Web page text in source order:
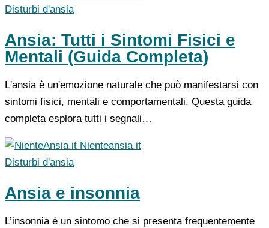
Disturbi d'ansia
Ansia: Tutti i Sintomi Fisici e
Mentali (Guida Completa)
L'ansia è un'emozione naturale che può manifestarsi con
sintomi fisici, mentali e comportamentali. Questa guida
completa esplora tutti i segnali…
Nienteansia.it
Disturbi d'ansia
Ansia e insonnia
L’insonnia è un sintomo che si presenta frequentemente